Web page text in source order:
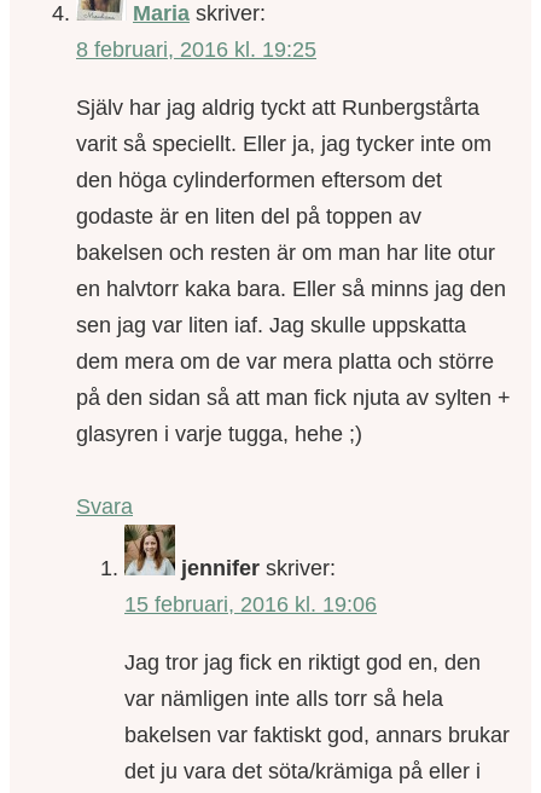
Maria skriver:
8 februari, 2016 kl. 19:25
Själv har jag aldrig tyckt att Runbergstårta
varit så speciellt. Eller ja, jag tycker inte om
den höga cylinderformen eftersom det
godaste är en liten del på toppen av
bakelsen och resten är om man har lite otur
en halvtorr kaka bara. Eller så minns jag den
sen jag var liten iaf. Jag skulle uppskatta
dem mera om de var mera platta och större
på den sidan så att man fick njuta av sylten +
glasyren i varje tugga, hehe ;)
Svara
jennifer skriver:
15 februari, 2016 kl. 19:06
Jag tror jag fick en riktigt god en, den
var nämligen inte alls torr så hela
bakelsen var faktiskt god, annars brukar
det ju vara det söta/krämiga på eller i